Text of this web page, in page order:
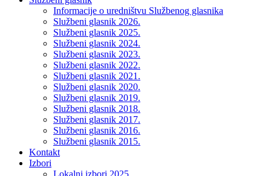
Informacije o uredništvu Službenog glasnika
Službeni glasnik 2026.
Službeni glasnik 2025.
Službeni glasnik 2024.
Službeni glasnik 2023.
Službeni glasnik 2022.
Službeni glasnik 2021.
Službeni glasnik 2020.
Službeni glasnik 2019.
Službeni glasnik 2018.
Službeni glasnik 2017.
Službeni glasnik 2016.
Službeni glasnik 2015.
Kontakt
Izbori
Lokalni izbori 2025